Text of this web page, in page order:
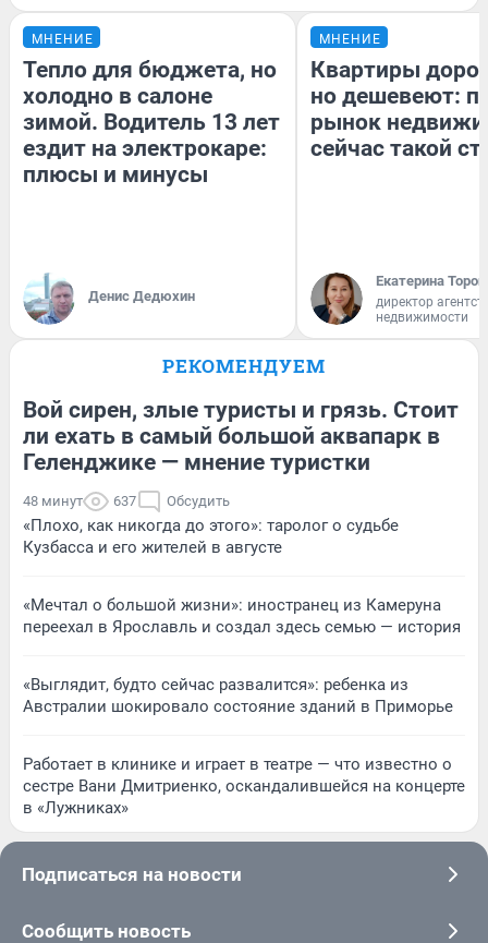
МНЕНИЕ
Тепло для бюджета, но
холодно в салоне
зимой. Водитель 13 лет
ездит на электрокаре:
плюсы и минусы
Денис Дедюхин
МНЕНИЕ
Квартиры
но дешевеют:
рынок
сейчас такой
Екатерина
директор
недвижимости
РЕКОМЕНДУЕМ
Вой сирен, злые туристы и грязь. Стоит
ли ехать в самый большой аквапарк в
Геленджике — мнение туристки
48 минут 637 Обсудить
«Плохо, как никогда до этого»: таролог о судьбе
Кузбасса и его жителей в августе
«Мечтал о большой жизни»: иностранец из Камеруна
переехал в Ярославль и создал здесь семью — история
«Выглядит, будто сейчас развалится»: ребенка из
Австралии шокировало состояние зданий в Приморье
Работает в клинике и играет в театре — что известно о
сестре Вани Дмитриенко, оскандалившейся на концерте
в «Лужниках»
Подписаться на новости
Сообщить новость